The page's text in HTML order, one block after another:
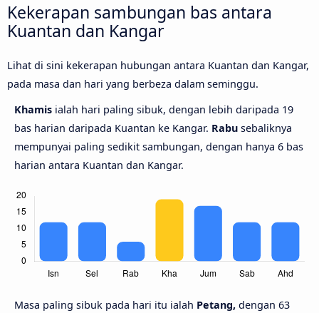
Kekerapan sambungan bas antara
Kuantan dan Kangar
Lihat di sini kekerapan hubungan antara Kuantan dan Kangar,
pada masa dan hari yang berbeza dalam seminggu.
Khamis ialah hari paling sibuk, dengan lebih daripada 19
bas harian daripada Kuantan ke Kangar. Rabu sebaliknya
mempunyai paling sedikit sambungan, dengan hanya 6 bas
harian antara Kuantan dan Kangar.
Masa paling sibuk pada hari itu ialah Petang, dengan 63